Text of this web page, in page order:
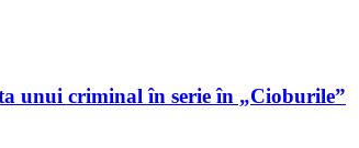
unui criminal în serie în „Cioburile”